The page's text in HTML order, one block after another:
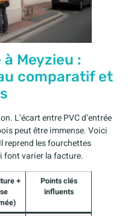
Meyzieu :
comparatif et
L’écart entre PVC d’entrée
peut être immense. Voici
reprend les fourchettes
font varier la facture.
+
Points clés
influents